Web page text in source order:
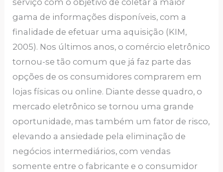
serviço com o objetivo de coletar a maior
gama de informações disponíveis, com a
finalidade de efetuar uma aquisição (KIM,
2005). Nos últimos anos, o comércio eletrônico
tornou-se tão comum que já faz parte das
opções de os consumidores comprarem em
lojas físicas ou online. Diante desse quadro, o
mercado eletrônico se tornou uma grande
oportunidade, mas também um fator de risco,
elevando a ansiedade pela eliminação de
negócios intermediários, com vendas
somente entre o fabricante e o consumidor